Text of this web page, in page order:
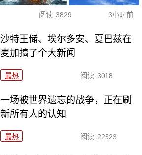
阅读 3829 3小时前
沙特王储、埃尔多安、夏巴兹在
麦加搞了个大新闻
最热 阅读 3018
一场被世界遗忘的战争，正在刷
新所有人的认知
最热 阅读 22523